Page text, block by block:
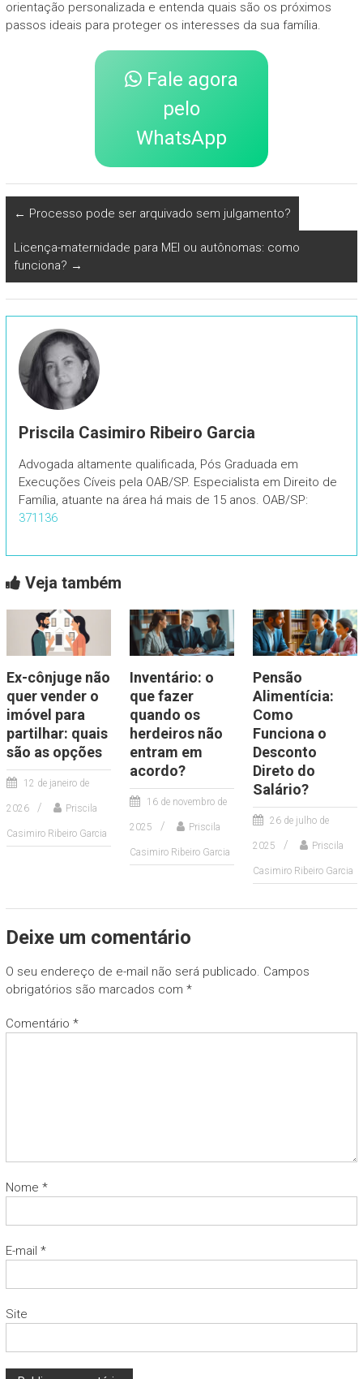
orientação personalizada e entenda quais são os próximos
passos ideais para proteger os interesses da sua família.
Fale agora
pelo
WhatsApp
← Processo pode ser arquivado sem julgamento?
Licença-maternidade para MEI ou autônomas: como
funciona? →
Priscila Casimiro Ribeiro Garcia
Advogada altamente qualificada, Pós Graduada em
Execuções Cíveis pela OAB/SP. Especialista em Direito de
Família, atuante na área há mais de 15 anos. OAB/SP:
371136
Veja também
Ex-cônjuge não
quer vender o
imóvel para
partilhar: quais
são as opções
12 de janeiro de
2026 Priscila
Casimiro Ribeiro Garcia
Inventário: o
que fazer
quando os
herdeiros não
entram em
acordo?
16 de novembro de
2025 Priscila
Casimiro Ribeiro Garcia
Pensão
Alimentícia:
Como
Funciona o
Desconto
Direto do
Salário?
26 de julho de
2025 Priscila
Casimiro Ribeiro Garcia
Deixe um comentário
O seu endereço de e-mail não será publicado. Campos
obrigatórios são marcados com *
Comentário *
Nome *
E-mail *
Site